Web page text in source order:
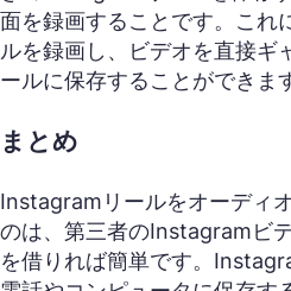
面を録画することです。これ
ルを録画し、ビデオを直接ギ
ールに保存することができま
まとめ
Instagramリールをオーディ
のは、第三者のInstagramビ
を借りれば簡単です。